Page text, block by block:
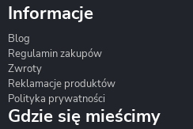
Informacje
Blog
Regulamin zakupów
Zwroty
Reklamacje produktów
Polityka prywatności
Gdzie się mieścimy